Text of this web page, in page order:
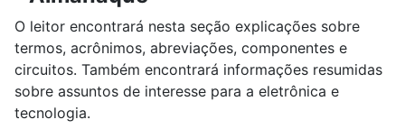
O leitor encontrará nesta seção explicações sobre
termos, acrônimos, abreviações, componentes e
circuitos. Também encontrará informações resumidas
sobre assuntos de interesse para a eletrônica e
tecnologia.